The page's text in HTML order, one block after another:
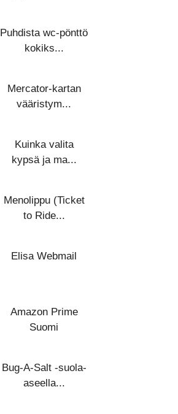
Puhdista wc-pönttö
kokiks...
Mercator-kartan
vääristym...
Kuinka valita
kypsä ja ma...
Menolippu (Ticket
to Ride...
Elisa Webmail
Amazon Prime
Suomi
Bug-A-Salt -suola-
aseella...